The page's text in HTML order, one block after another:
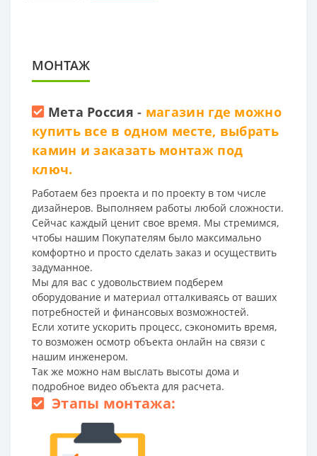
МОНТАЖ
Мета Россия - магазин где можно
купить все в одном месте, выбрать
камин и заказать монтаж под
ключ.
Работаем без проекта и по проекту в том числе
дизайнеров. Выполняем работы любой сложности.
Сейчас каждый ценит свое время. Мы стремимся,
чтобы нашим Покупателям было максимально
комфортно и просто сделать заказ и осуществить
задуманное.
Мы для вас с удовольствием подберем
оборудование и материал отталкиваясь от ваших
потребностей и финансовых возможностей.
Если хотите ускорить процесс, сэкономить время,
то возможен осмотр объекта онлайн на связи с
нашим инженером.
Так же можно нам выслать высоты дома и
подробное видео объекта для расчета.
Этапы монтажа: